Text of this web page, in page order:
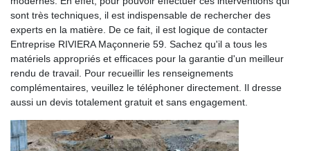
sont très techniques, il est indispensable de rechercher des
experts en la matière. De ce fait, il est logique de contacter
Entreprise RIVIERA Maçonnerie 59. Sachez qu'il a tous les
matériels appropriés et efficaces pour la garantie d'un meilleur
rendu de travail. Pour recueillir les renseignements
complémentaires, veuillez le téléphoner directement. Il dresse
aussi un devis totalement gratuit et sans engagement.